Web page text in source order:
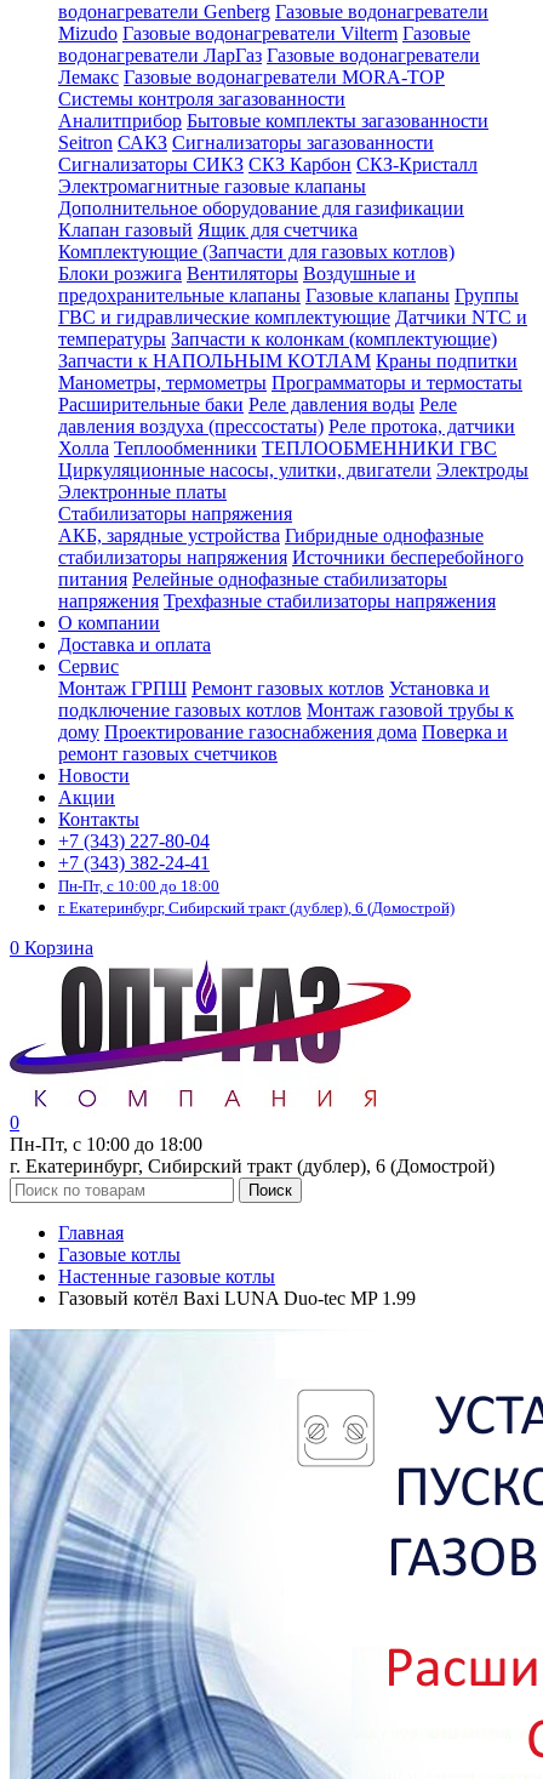
водонагреватели Genberg Газовые водонагреватели
Mizudo Газовые водонагреватели Vilterm Газовые
водонагреватели ЛарГаз Газовые водонагреватели
Лемакс Газовые водонагреватели MORA-TOP
Системы контроля загазованности
Аналитприбор Бытовые комплекты загазованности
Seitron САКЗ Сигнализаторы загазованности
Сигнализаторы СИКЗ СКЗ Карбон СКЗ-Кристалл
Электромагнитные газовые клапаны
Дополнительное оборудование для газификации
Клапан газовый Ящик для счетчика
Комплектующие (Запчасти для газовых котлов)
Блоки розжига Вентиляторы Воздушные и
предохранительные клапаны Газовые клапаны Группы
ГВС и гидравлические комплектующие Датчики NTC и
температуры Запчасти к колонкам (комплектующие)
Запчасти к НАПОЛЬНЫМ КОТЛАМ Краны подпитки
Манометры, термометры Программаторы и термостаты
Расширительные баки Реле давления воды Реле
давления воздуха (прессостаты) Реле протока, датчики
Холла Теплообменники ТЕПЛООБМЕННИКИ ГВС
Циркуляционные насосы, улитки, двигатели Электроды
Электронные платы
Стабилизаторы напряжения
АКБ, зарядные устройства Гибридные однофазные
стабилизаторы напряжения Источники бесперебойного
питания Релейные однофазные стабилизаторы
напряжения Трехфазные стабилизаторы напряжения
О компании
Доставка и оплата
Сервис
Монтаж ГРПШ Ремонт газовых котлов Установка и
подключение газовых котлов Монтаж газовой трубы к
дому Проектирование газоснабжения дома Поверка и
ремонт газовых счетчиков
Новости
Акции
Контакты
+7 (343) 227-80-04
+7 (343) 382-24-41
Пн-Пт, с 10:00 до 18:00
г. Екатеринбург, Сибирский тракт (дублер), 6 (Домострой)
0 Корзина
0
Пн-Пт, с 10:00 до 18:00
г. Екатеринбург, Сибирский тракт (дублер), 6 (Домострой)
Поиск
Главная
Газовые котлы
Настенные газовые котлы
Газовый котёл Baxi LUNA Duo-tec MP 1.99